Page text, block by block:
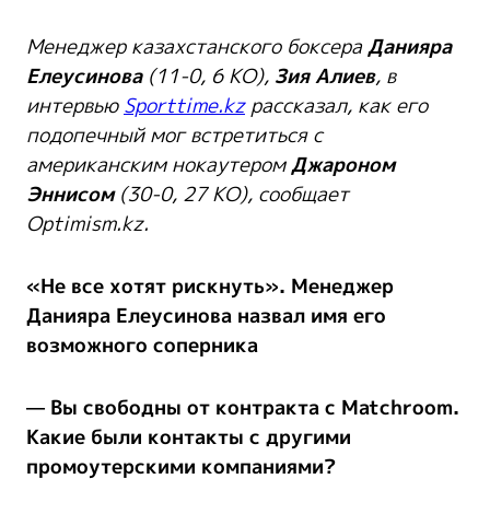
Менеджер казахстанского боксераДанияра
Елеусинова(11-0, 6 КО), Зия Алиев, в
интервьюSporttime.kzрассказал, как его
подопечный мог встретиться с
американским нокаутеромДжароном
Эннисом(30-0, 27 КО), сообщает
Optimism.kz.
«Не все хотят рискнуть». Менеджер
Данияра Елеусинова назвал имя его
возможного соперника
— Вы свободны от контракта с Matchroom.
Какие были контакты с другими
промоутерскими компаниями?